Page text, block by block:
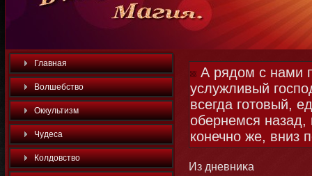
Главная
Волшебство
Оккультизм
Чудеса
Колдовство
А рядом с нами
услужливый
всегда готовый,
обернемся назад,
конечно же, вниз
Из дневниκа